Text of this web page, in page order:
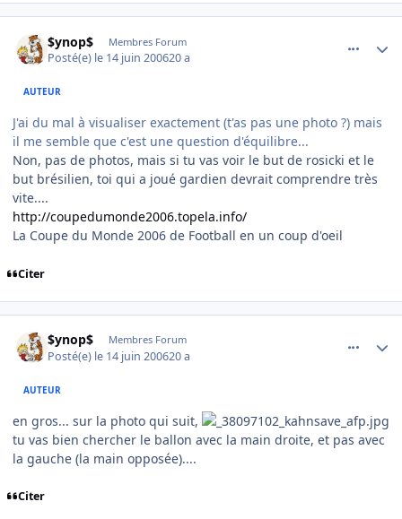
$ynop$ Membres Forum
Posté(e) le 14 juin 200620 a
AUTEUR
J'ai du mal à visualiser exactement (t'as pas une photo ?) mais
il me semble que c'est une question d'équilibre...
Non, pas de photos, mais si tu vas voir le but de rosicki et le
but brésilien, toi qui a joué gardien devrait comprendre très
vite....
http://coupedumonde2006.topela.info/
La Coupe du Monde 2006 de Football en un coup d'oeil
Citer
$ynop$ Membres Forum
Posté(e) le 14 juin 200620 a
AUTEUR
en gros... sur la photo qui suit,
tu vas bien chercher le ballon avec la main droite, et pas avec
la gauche (la main opposée)....
Citer